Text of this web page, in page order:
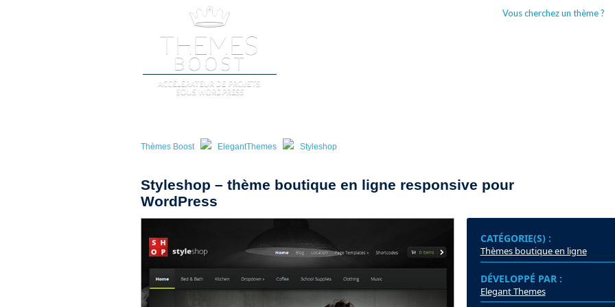
Vous cherchez un thème ?
Thèmes Boost ElegantThemes Styleshop
Styleshop – thème boutique en ligne responsive pour
WordPress
CATÉGORIE(S) :
Thèmes boutique en ligne
DÉVELOPPÉ PAR :
Elegant Themes